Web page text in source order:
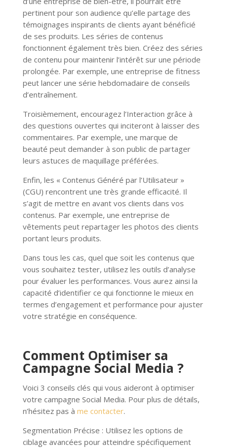
pertinent pour son audience qu’elle partage des
témoignages inspirants de clients ayant bénéficié
de ses produits. Les séries de contenus
fonctionnent également très bien. Créez des séries
de contenu pour maintenir l’intérêt sur une période
prolongée. Par exemple, une entreprise de fitness
peut lancer une série hebdomadaire de conseils
d’entraînement.
Troisièmement, encouragez l’Interaction grâce à
des questions ouvertes qui inciteront à laisser des
commentaires. Par exemple, une marque de
beauté peut demander à son public de partager
leurs astuces de maquillage préférées.
Enfin, les « Contenus Généré par l’Utilisateur »
(CGU) rencontrent une très grande efficacité. Il
s’agit de mettre en avant vos clients dans vos
contenus. Par exemple, une entreprise de
vêtements peut repartager les photos des clients
portant leurs produits.
Dans tous les cas, quel que soit les contenus que
vous souhaitez tester, utilisez les outils d’analyse
pour évaluer les performances. Vous aurez ainsi la
capacité d’identifier ce qui fonctionne le mieux en
termes d’engagement et performance pour ajuster
votre stratégie en conséquence.
Comment Optimiser sa
Campagne Social Media ?
Voici 3 conseils clés qui vous aideront à optimiser
votre campagne Social Media. Pour plus de détails,
n’hésitez pas à me contacter.
Segmentation Précise : Utilisez les options de
ciblage avancées pour atteindre spécifiquement